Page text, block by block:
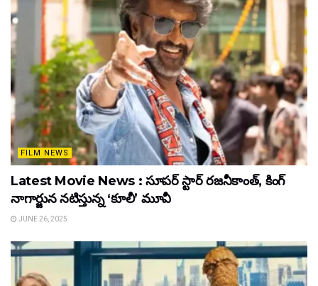
FILM NEWS
Latest Movie News : సూపర్ స్టార్ రజనీకాంత్, కింగ్
నాగార్జున నటిస్తున్న ‘కూలీ’ మూవీ
JUNE 26, 2025